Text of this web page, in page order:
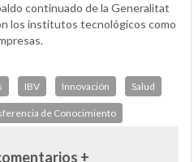
continuado de la Generalitat
los institutos tecnológicos como
IBV Innovación Salud
de Conocimiento
+